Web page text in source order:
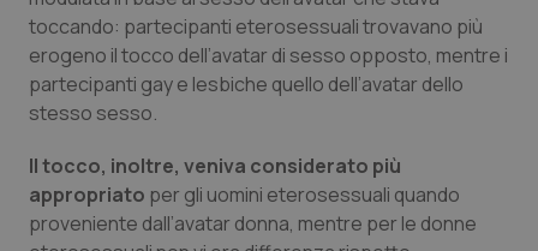
Psoriasi & pelle
Quotidiano Cardiologia
Quotidiano Oncologia
toccando: partecipanti eterosessuali trovavano più
erogeno il tocco dell’avatar di sesso opposto, mentre i
partecipanti gay e lesbiche quello dell’avatar dello
stesso sesso.
Il tocco, inoltre, veniva considerato più
appropriato per gli uomini eterosessuali quando
proveniente dall’avatar donna, mentre per le donne